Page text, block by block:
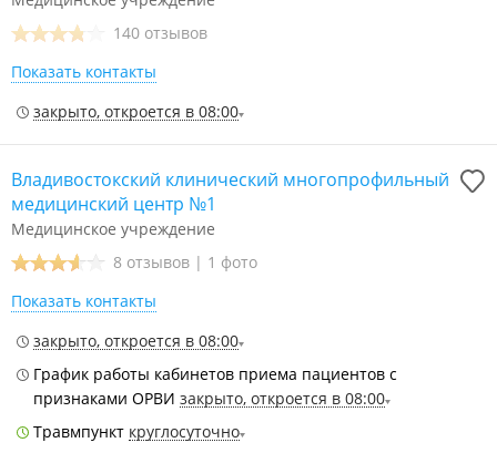
140 отзывов
Показать контакты
закрыто, откроется в 08:00
Владивостокский клинический многопрофильный
медицинский центр №1
Медицинское учреждение
8 отзывов | 1 фото
Показать контакты
закрыто, откроется в 08:00
График работы кабинетов приема пациентов с
признаками ОРВИ закрыто, откроется в 08:00
Травмпункт круглосуточно